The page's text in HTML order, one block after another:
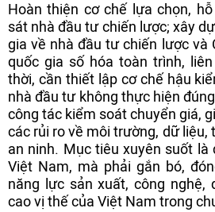
Hoàn thiện cơ chế lựa chọn,
sát nhà đầu tư chiến lược; xây
gia về nhà đầu tư chiến lược và
quốc gia số hóa toàn trình,
thời, cần thiết lập cơ chế hậu
nhà đầu tư không thực hiện
công tác kiểm soát chuyển giá,
các rủi ro về môi trường, dữ liệu,
an ninh. Mục tiêu xuyên suốt là
Việt Nam, mà phải gắn bó,
năng lực sản xuất, công nghệ,
cao vị thế của Việt Nam trong